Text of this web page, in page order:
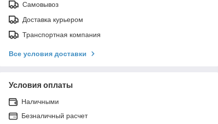
Самовывоз
Доставка курьером
Транспортная компания
Все условия доставки
Условия оплаты
Наличными
Безналичный расчет